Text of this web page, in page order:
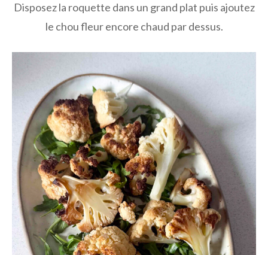
Disposez la roquette dans un grand plat puis ajoutez
le chou fleur encore chaud par dessus.